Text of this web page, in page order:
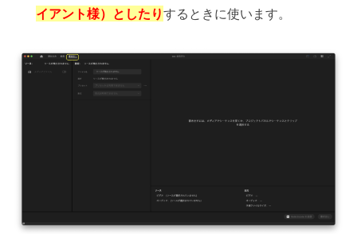
イアント様）としたりするときに使います。